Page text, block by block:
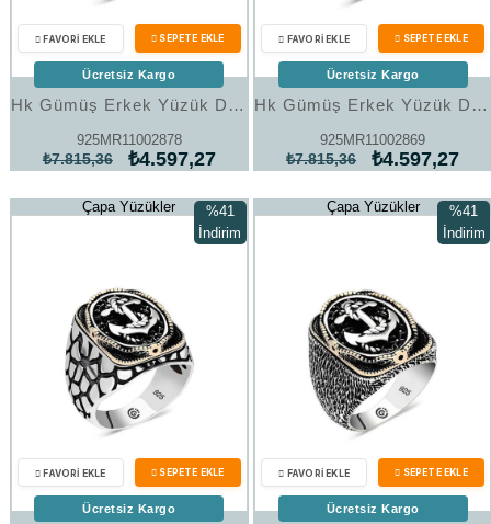
Hk Gümüş Erkek Yüzük Deniz Çapası Oval |Gümüş Takı Hediyelik Ürünler
925MR11002878
₺4.597,27
₺7.815,36
Ücretsiz Kargo
Hk Gümüş Erkek Yüzük Deniz Çapası Oval |Gümüş Takı Hediyelik Ürünler
925MR11002869
₺4.597,27
₺7.815,36
Ücretsiz Kargo
Çapa Yüzükler
%41
İndirim
Ücretsiz Kargo
Çapa Yüzükler
%41
İndirim
Ücretsiz Kargo